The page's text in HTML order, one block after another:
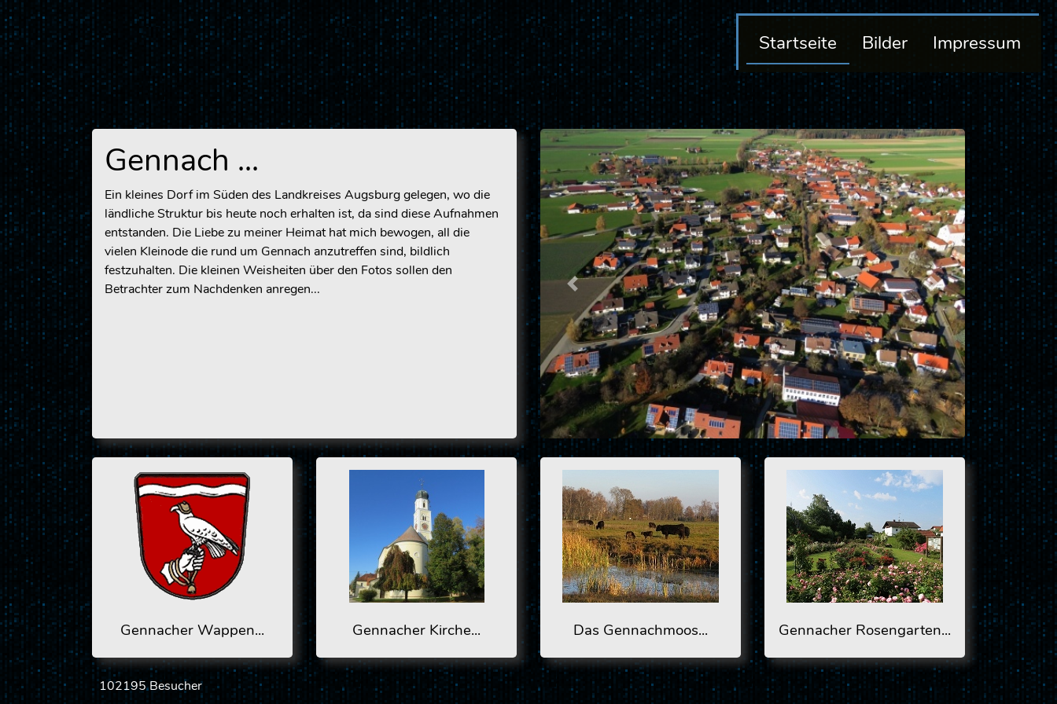
Startseite Bilder Impressum
Gennach ...
Ein kleines Dorf im Süden des Landkreises Augsburg gelegen, wo die
ländliche Struktur bis heute noch erhalten ist, da sind diese Aufnahmen
entstanden. Die Liebe zu meiner Heimat hat mich bewogen, all die
vielen Kleinode die rund um Gennach anzutreffen sind, bildlich
festzuhalten. Die kleinen Weisheiten über den Fotos sollen den
Betrachter zum Nachdenken anregen...
Vorheriges Nächstes
Gennacher Wappen... Gennacher Kirche... Das Gennachmoos... Gennacher Rosengarten...
102195 Besucher